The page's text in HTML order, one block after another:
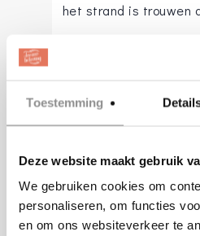
Toestemming
Deze website maakt gebruik
We gebruiken cookies om
personaliseren, om functies
en om ons websiteverkeer te
het strand is trouwen
Ons LaParade team
een ontspannen en
afgestemd op jullie